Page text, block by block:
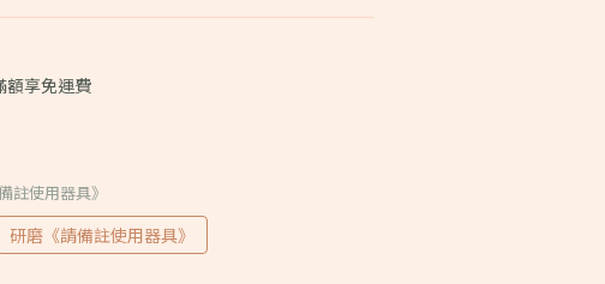
額享免運費
註使用器具》
研磨《請備註使用器具》